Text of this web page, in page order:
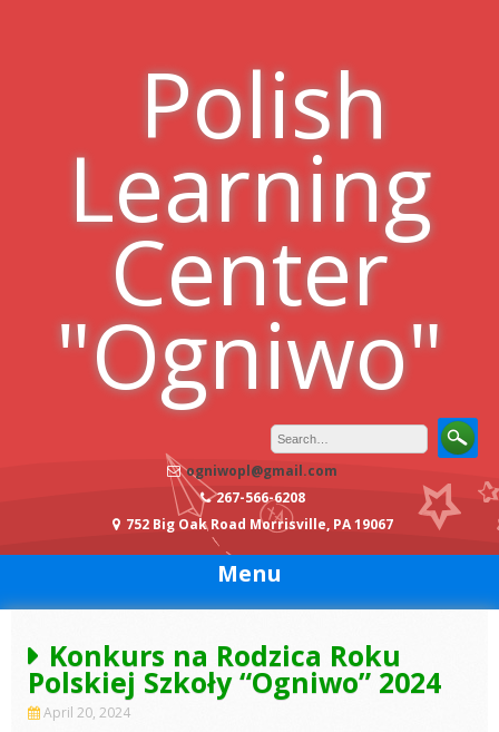
Polish
Learning
Center
"Ogniwo"
ogniwopl@gmail.com
267-566-6208
752 Big Oak Road Morrisville, PA 19067
Menu
Konkurs na Rodzica Roku
Polskiej Szkoły “Ogniwo” 2024
April 20, 2024